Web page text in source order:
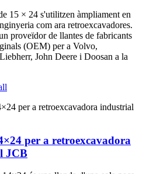
15 × 24 s'utilitzen àmpliament en
com ara retroexcavadores.
proveïdor de llantes de fabricants
(OEM) per a Volvo,
John Deere i Doosan a la
per a retroexcavadora
JCB